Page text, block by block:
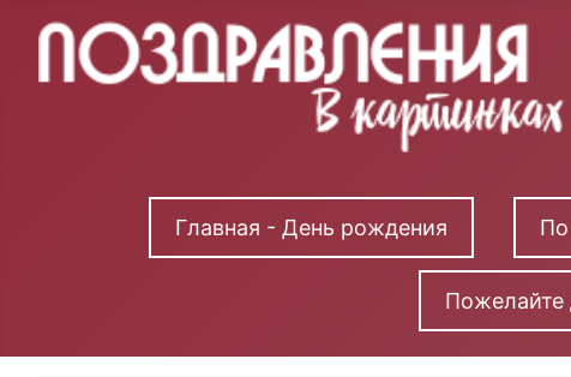
Главная - День рождения По
Пожелайте